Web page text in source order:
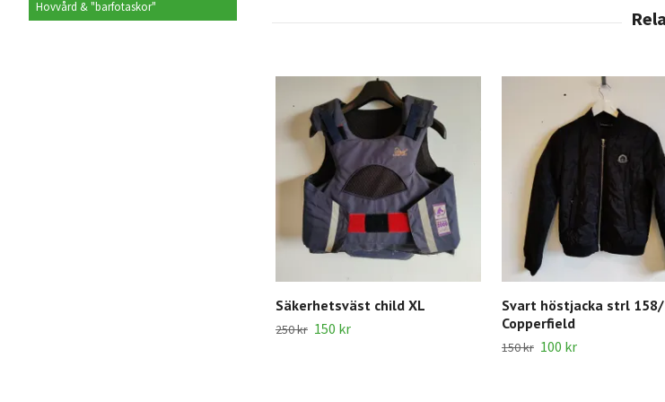
Hovvård & "barfotaskor"
Säkerhetsväst child XL
250 kr 150 kr
Svart höstjacka strl
Copperfield
150 kr 100 kr